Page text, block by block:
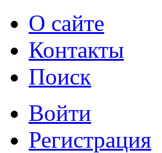
О сайте
Контакты
Поиск
Войти
Регистрация